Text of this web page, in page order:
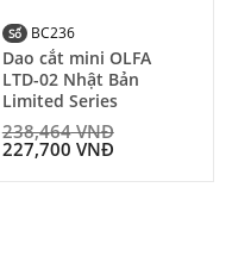
Số BC236
Dao cắt mini OLFA
LTD-02 Nhật Bản
Limited Series
238,464VNĐ
227,700 VNĐ